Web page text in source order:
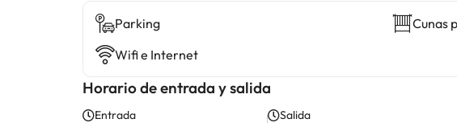
Parking
Cunas
Wifi e Internet
Horario de entrada y salida
Entrada Salida